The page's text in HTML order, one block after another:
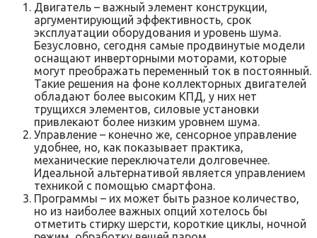
Двигатель – важный элемент конструкции,
аргументирующий эффективность, срок
эксплуатации оборудования и уровень шума.
Безусловно, сегодня самые продвинутые модели
оснащают инверторными моторами, которые
могут преображать переменный ток в постоянный.
Такие решения на фоне коллекторных двигателей
обладают более высоким КПД, у них нет
трущихся элементов, силовые установки
привлекают более низким уровнем шума.
Управление – конечно же, сенсорное управление
удобнее, но, как показывает практика,
механические переключатели долговечнее.
Идеальной альтернативой является управлением
техникой с помощью смартфона.
Программы – их может быть разное количество,
но из наиболее важных опций хотелось бы
отметить стирку шерсти, короткие циклы, ночной